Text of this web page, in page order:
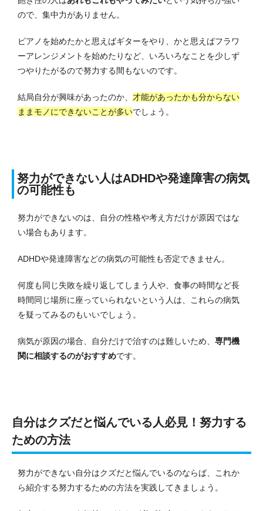
ので、集中力がありません。
ピアノを始めたかと思えばギターをやり、かと思えばフラワ
ーアレンジメントを始めたりなど、いろいろなことを少しず
つやりたがるので努力する間もないのです。
結局自分が興味があったのか、 才能があったかも分からない
ままモノにできないことが多いでしょう。
努力ができない人はADHDや発達障害の病気
の可能性も
努力ができないのは、自分の性格や考え方だけが原因ではな
い場合もあります。
ADHDや発達障害などの病気の可能性も否定できません。
何度も同じ失敗を繰り返してしまう人や、食事の時間など長
時間同じ場所に座っていられないという人は、これらの病気
を疑ってみるのもいいでしょう。
病気が原因の場合、自分だけで治すのは難しいため、 専門機
関に相談するのがおすすめです。
自分はクズだと悩んでいる人必見！努力する
ための方法
努力ができない自分はクズだと悩んでいるのならば、これか
ら紹介する努力するための方法を実践してきましょう。